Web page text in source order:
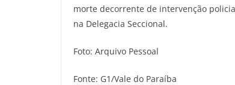
morte decorrente de intervenção
na Delegacia Seccional.
Foto: Arquivo Pessoal
Fonte: G1/Vale do Paraíba